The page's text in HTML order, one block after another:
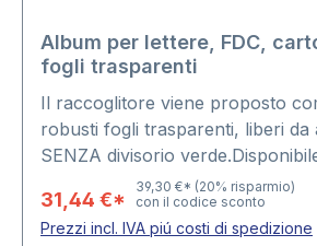
Album per lettere, FDC,
fogli trasparenti
Il raccoglitore viene proposto
robusti fogli trasparenti, liberi da
SENZA divisorio
ovattata in "Yokama" rosso
marrone, il raccoglitore
meccanismo di chiusura a due
31,44 €*
39,30 €* (20% risparmio)
con il codice sconto
Prezzi incl. IVA piú costi di spedizione